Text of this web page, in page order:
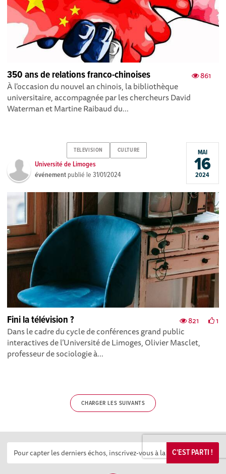
861
350 ans de relations franco-chinoises
À l'occasion du nouvel an chinois, la bibliothèque
universitaire, accompagnée par les chercheurs David
Waterman et Martine Raibaud du...
TELEVISION CULTURE
Université de Limoges
événement publié le31/01/2024
MAI
16
2024
821 1
Fini la télévision ?
Dans le cadre du cycle de conférences grand public
interactives de l’Université de Limoges, Olivier Masclet,
professeur de sociologie à...
CHARGER LES SUIVANTS
C'EST PARTI !